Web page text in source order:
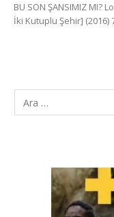
BU SON ŞANSIMIZ MI?
İki Kutuplu Şehir]
Video
oynatıcı